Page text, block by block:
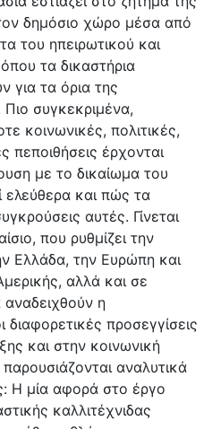
δημόσιο χώρο μέσα από
του ηπειρωτικού και
τα δικαστήρια
για τα όρια της
συγκεκριμένα,
κοινωνικές, πολιτικές,
πεποιθήσεις έρχονται
με το δικαίωμα του
ελεύθερα και πώς τα
αυτές. Γίνεται
που ρυθμίζει την
Ελλάδα, την Ευρώπη και
αλλά και σε
αναδειχθούν η
προσεγγίσεις
και στην κοινωνική
αναλυτικά
Η μία αφορά στο έργο
καλλιτέχνιδας